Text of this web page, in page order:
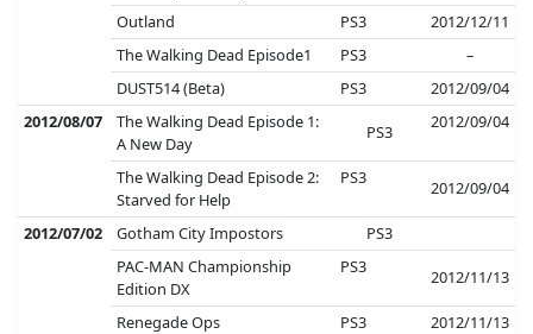
Outland
PS3
2012/12/11
The Walking Dead Episode1
PS3
–
DUST514 (Beta)
PS3
2012/09/04
2012/08/07
The Walking Dead Episode 1:
A New Day
PS3 2012/09/04
The Walking Dead Episode 2:
Starved for Help
PS3 2012/09/04
2012/07/02 Gotham City Impostors
PS3
PAC-MAN Championship
Edition DX
PS3 2012/11/13
Renegade Ops PS3
2012/11/13